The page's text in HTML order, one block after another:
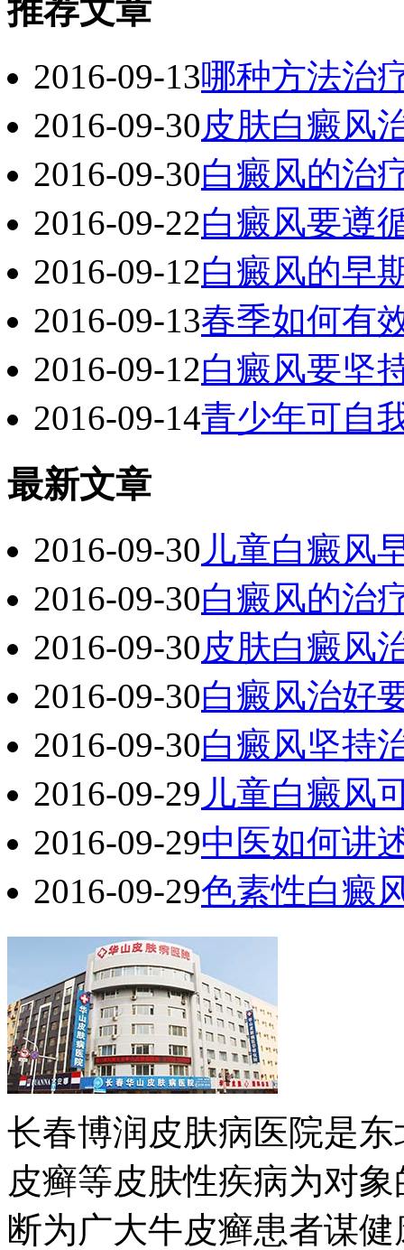
推荐文章
2016-09-13哪种方法治
2016-09-30皮肤白癜风
2016-09-30白癜风的治
2016-09-22白癜风要遵
2016-09-12白癜风的早
2016-09-13春季如何有
2016-09-12白癜风要坚
2016-09-14青少年可自
最新文章
2016-09-30 儿童白癜风
2016-09-30白癜风的治
2016-09-30皮肤白癜风
2016-09-30白癜风治好
2016-09-30白癜风坚持
2016-09-29 儿童白癜风
2016-09-29中医如何讲
2016-09-29色素性白癜
长春博润皮肤病医院是
皮癣等皮肤性疾病为对
断为广大牛皮癣患者谋